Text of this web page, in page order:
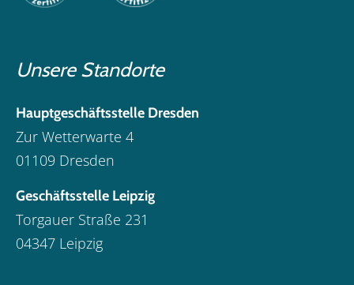
Unsere Standorte
Hauptgeschäftsstelle Dresden
Zur Wetterwarte 4
01109 Dresden
Geschäftsstelle Leipzig
Torgauer Straße 231
04347 Leipzig